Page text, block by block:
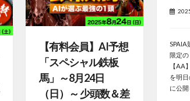
SPAIA
限定
【AA
を明
に公開
【有料会員】AI予想
「スペシャル鉄板
馬」～8月24日
（日）～ 少頭数＆差